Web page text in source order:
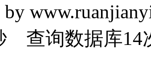
by
查询数据库